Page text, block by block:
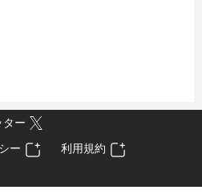
ター
ー
利用規約